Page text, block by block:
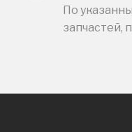
По
запчастей,